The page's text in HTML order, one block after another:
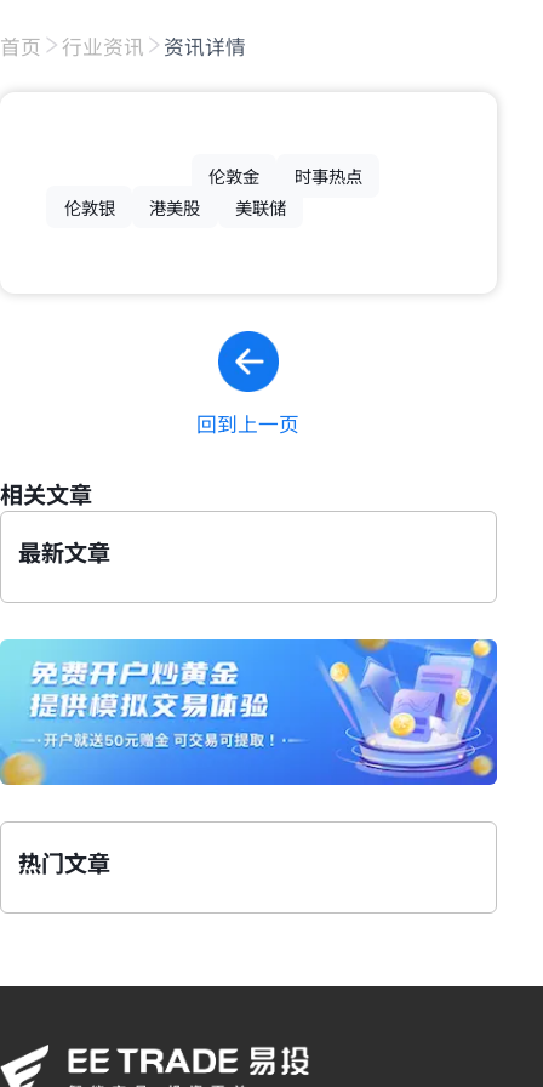
首页 行业资讯 资讯详情
伦敦金
时事热点
伦敦银
港美股 美联储
回到上一页
相关文章
最新文章
热门文章